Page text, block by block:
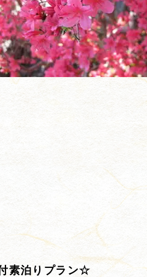
素泊りプラン☆